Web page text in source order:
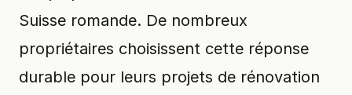
Suisse romande. De nombreux
propriétaires choisissent cette réponse
durable pour leurs projets de rénovation